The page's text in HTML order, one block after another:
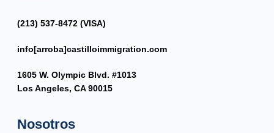
(213) 537-8472 (VISA)
info[arroba]castilloimmigration.com
1605 W. Olympic Blvd. #1013
Los Angeles, CA 90015
Nosotros